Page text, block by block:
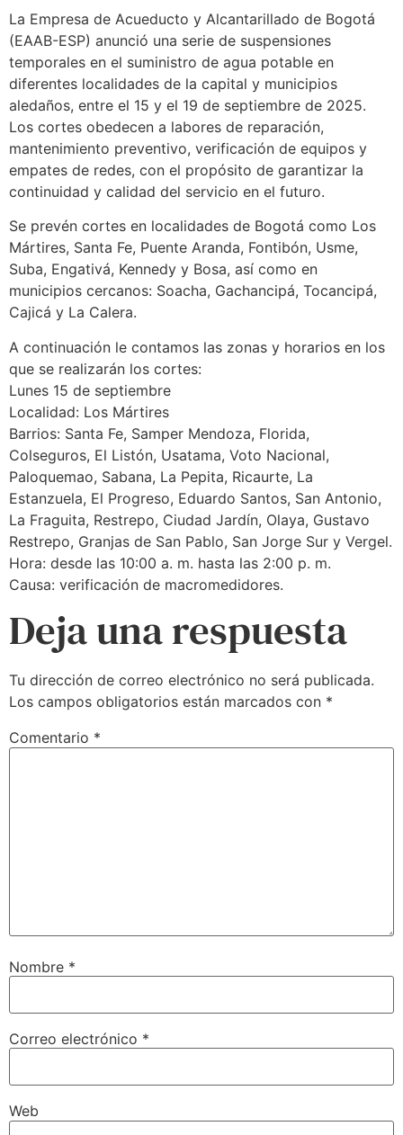
La Empresa de Acueducto y Alcantarillado de Bogotá
(EAAB-ESP) anunció una serie de suspensiones
temporales en el suministro de agua potable en
diferentes localidades de la capital y municipios
aledaños, entre el 15 y el 19 de septiembre de 2025.
Los cortes obedecen a labores de reparación,
mantenimiento preventivo, verificación de equipos y
empates de redes, con el propósito de garantizar la
continuidad y calidad del servicio en el futuro.
Se prevén cortes en localidades de Bogotá como Los
Mártires, Santa Fe, Puente Aranda, Fontibón, Usme,
Suba, Engativá, Kennedy y Bosa, así como en
municipios cercanos: Soacha, Gachancipá, Tocancipá,
Cajicá y La Calera.
A continuación le contamos las zonas y horarios en los
que se realizarán los cortes:
Lunes 15 de septiembre
Localidad: Los Mártires
Barrios: Santa Fe, Samper Mendoza, Florida,
Colseguros, El Listón, Usatama, Voto Nacional,
Paloquemao, Sabana, La Pepita, Ricaurte, La
Estanzuela, El Progreso, Eduardo Santos, San Antonio,
La Fraguita, Restrepo, Ciudad Jardín, Olaya, Gustavo
Restrepo, Granjas de San Pablo, San Jorge Sur y Vergel.
Hora: desde las 10:00 a. m. hasta las 2:00 p. m.
Causa: verificación de macromedidores.
Deja una respuesta
Tu dirección de correo electrónico no será publicada.
Los campos obligatorios están marcados con *
Comentario *
Nombre *
Correo electrónico *
Web